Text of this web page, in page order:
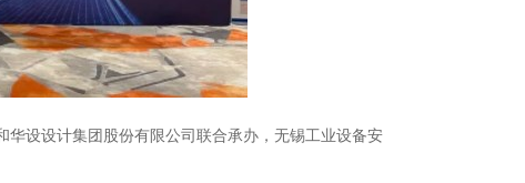
设设计集团股份有限公司联合承办，无锡工业设备安